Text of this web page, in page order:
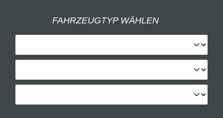
FAHRZEUGTYP WÄHLEN